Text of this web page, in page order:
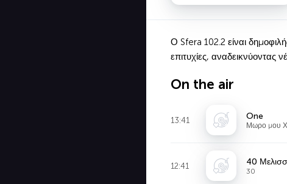
Ο Sfera 102.2 είναι
επιτυχίες, αναδεικνύοντας
On the air
13:41 One
Μωρο μου
12:41 40
30